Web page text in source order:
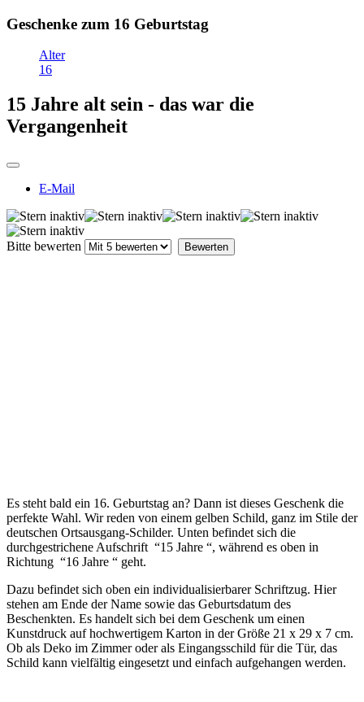
Geschenke zum 16 Geburtstag
Alter
16
15 Jahre alt sein - das war die
Vergangenheit
E-Mail
Bitte bewerten
Es steht bald ein 16. Geburtstag an? Dann ist dieses Geschenk die
perfekte Wahl. Wir reden von einem gelben Schild, ganz im Stile der
deutschen Ortsausgang-Schilder. Unten befindet sich die
durchgestrichene Aufschrift “15 Jahre “, während es oben in
Richtung “16 Jahre “ geht.
Dazu befindet sich oben ein individualisierbarer Schriftzug. Hier
stehen am Ende der Name sowie das Geburtsdatum des
Beschenkten. Es handelt sich bei dem Geschenk um einen
Kunstdruck auf hochwertigem Karton in der Größe 21 x 29 x 7 cm.
Ob als Deko im Zimmer oder als Eingangsschild für die Tür, das
Schild kann vielfältig eingesetzt und einfach aufgehangen werden.